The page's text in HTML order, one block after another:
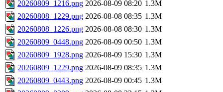
20260809_1216.png 2026-08-09 08:20 1.3M
20260808_1229.png 2026-08-08 08:35 1.3M
20260808_1226.png 2026-08-08 08:30 1.3M
20260809_0448.png 2026-08-09 00:50 1.3M
20260809_1928.png 2026-08-09 15:30 1.3M
20260809_1229.png 2026-08-09 08:35 1.3M
20260809_0443.png 2026-08-09 00:45 1.3M